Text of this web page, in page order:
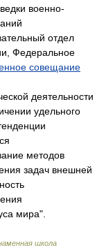
военно-
отдел
Федеральное
совещание
деятельности
удельного
методов
задач внешней
мира".
школа